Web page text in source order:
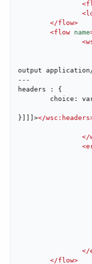
<
<
</flow>
<flow name
<
output
---
headers : {
}]]]></wsc:headers
</
<
</
</flow>